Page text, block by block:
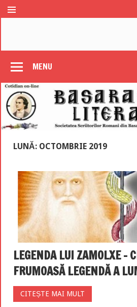
MENU
LUNĂ: OCTOMBRIE 2019
LEGENDA LUI ZAMOLXE –
FRUMOASĂ LEGENDĂ A
CITEȘTE MAI MULT